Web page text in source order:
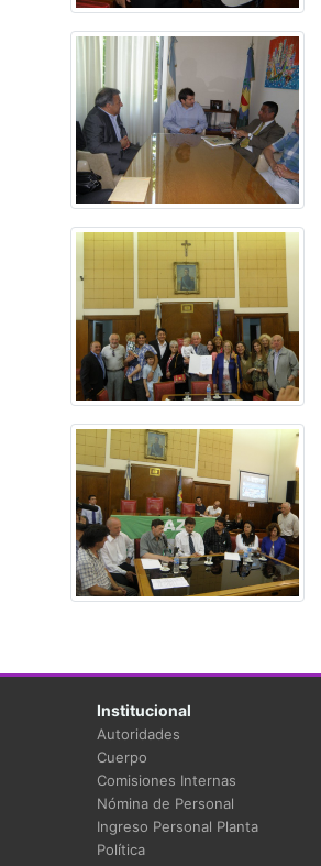
Institucional
Autoridades
Cuerpo
Comisiones Internas
Nómina de Personal
Ingreso Personal Planta
Política